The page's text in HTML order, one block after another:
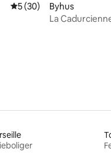
5 ud af 5 i
5 (30)
Byhus
La